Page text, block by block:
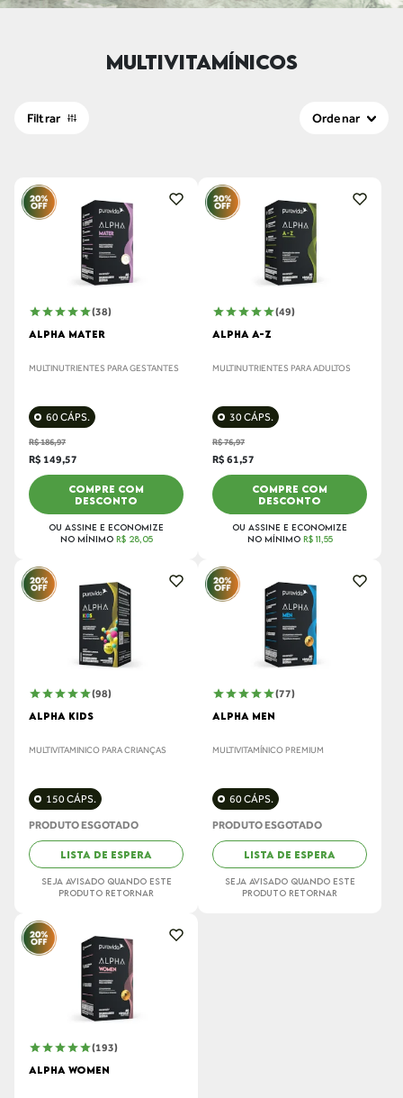
MULTIVITAMÍNICOS
Filtrar Ordenar
(38)
ALPHA MATER
MULTINUTRIENTES PARA GESTANTES
60 CÁPS.
R$ 186,97
R$ 149,57
COMPRE COM
DESCONTO
OU ASSINE E ECONOMIZE
NO MÍNIMO R$ 28,05
(49)
ALPHA A-Z
MULTINUTRIENTES PARA ADULTOS
30 CÁPS.
R$ 76,97
R$ 61,57
COMPRE COM
DESCONTO
OU ASSINE E ECONOMIZE
NO MÍNIMO R$ 11,55
(98)
ALPHA KIDS
MULTIVITAMINICO PARA CRIANÇAS
150 CÁPS.
PRODUTO ESGOTADO
LISTA DE ESPERA
SEJA AVISADO QUANDO ESTE
PRODUTO RETORNAR
(77)
ALPHA MEN
MULTIVITAMÍNICO PREMIUM
60 CÁPS.
PRODUTO ESGOTADO
LISTA DE ESPERA
SEJA AVISADO QUANDO ESTE
PRODUTO RETORNAR
(193)
ALPHA WOMEN